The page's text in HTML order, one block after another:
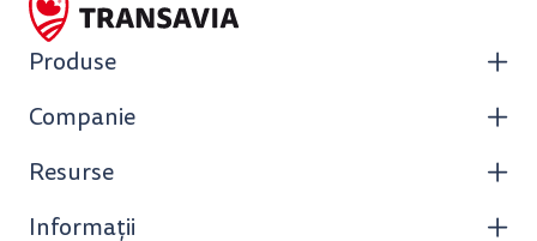
Produse
Companie
Resurse
Informații